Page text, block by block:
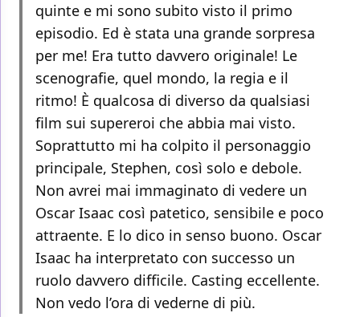
quinte e mi sono subito visto il primo
episodio. Ed è stata una grande sorpresa
per me! Era tutto davvero originale! Le
scenografie, quel mondo, la regia e il
ritmo! È qualcosa di diverso da qualsiasi
film sui supereroi che abbia mai visto.
Soprattutto mi ha colpito il personaggio
principale, Stephen, così solo e debole.
Non avrei mai immaginato di vedere un
Oscar Isaac così patetico, sensibile e poco
attraente. E lo dico in senso buono. Oscar
Isaac ha interpretato con successo un
ruolo davvero difficile. Casting eccellente.
Non vedo l’ora di vederne di più.